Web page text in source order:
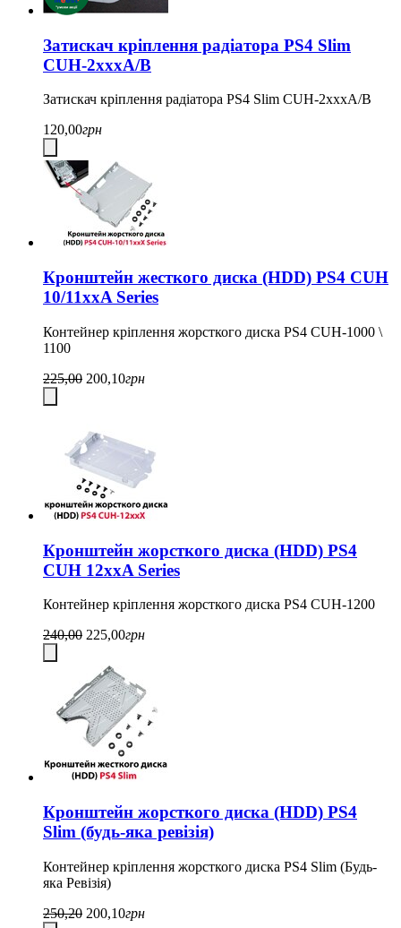
Затискач кріплення радіатора PS4 Slim
CUH-2xxxA/B
Затискач кріплення радіатора PS4 Slim CUH-2xxxA/B
120,00грн
Кронштейн жесткого диска (HDD) PS4 CUH
10/11xxA Series
Контейнер кріплення жорсткого диска PS4 CUH-1000 \
1100
225,00 200,10грн
Кронштейн жорсткого диска (HDD) PS4
CUH 12xxA Series
Контейнер кріплення жорсткого диска PS4 CUH-1200
240,00 225,00грн
Кронштейн жорсткого диска (HDD) PS4
Slim (будь-яка ревізія)
Контейнер кріплення жорсткого диска PS4 Slim (Будь-
яка Ревізія)
250,20 200,10грн